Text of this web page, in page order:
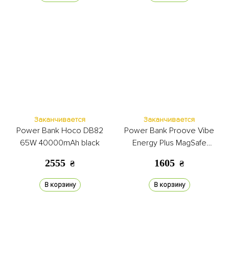
Заканчивается
Power Bank Hoco DB82
65W 40000mAh black
2555 ₴
В корзину
Заканчивается
Power Bank Proove Vibe
Energy Plus MagSafe
1605 ₴
В корзину